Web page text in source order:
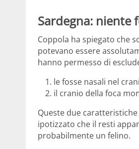
Sardegna: niente
Coppola ha spiegato che
potevano essere
hanno permesso di
le fosse nasali nel
il cranio della foca
Queste due
ipotizzato che il resti
probabilmente un felino.